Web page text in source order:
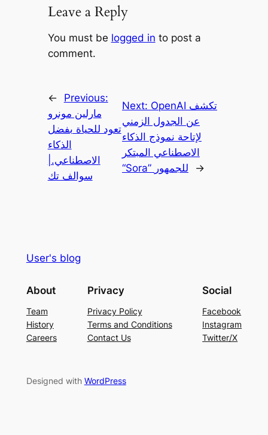
Leave a Reply
You must be logged in to post a
comment.
←
Previous:
مارلين مونرو
تعود للحياة بفضل
الذكاء
الاصطناعي.|
سوالف تك
Next: OpenAI تكشف
عن الجدول الزمني
لإتاحة نموذج الذكاء
الاصطناعي المبتكر
“Sora” للجمهور
→
User's blog
About
Team
History
Careers
Privacy
Privacy Policy
Terms and Conditions
Contact Us
Social
Facebook
Instagram
Twitter/X
Designed with WordPress